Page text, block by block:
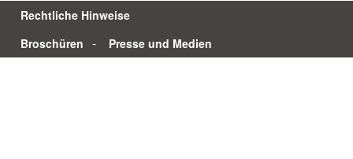
Rechtliche Hinweise
Broschüren
Presse und Medien